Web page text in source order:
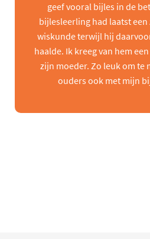
geef vooral bijles in de
bijlesleerling had laatst
wiskunde terwijl hij
haalde. Ik kreeg van hem
zijn moeder. Zo leuk om te
ouders ook met mijn